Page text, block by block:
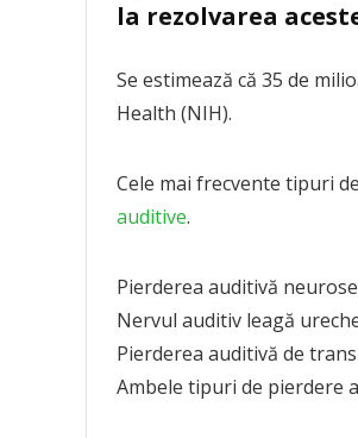
la rezolvarea
Se estimează că 35 de
Health (NIH).
Cele mai frecvente tipuri
auditive.
Pierderea auditivă
Nervul auditiv leagă
Pierderea auditivă de
Ambele tipuri de pierdere